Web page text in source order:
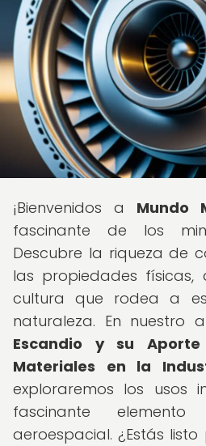
¡Bienvenidos a Mundo
fascinante de los
Descubre la riqueza de
las propiedades físicas,
cultura que rodea a
naturaleza. En nuestro
Escandio y su
Materiales en la
exploraremos los usos
fascinante
aeroespacial. ¿Estás